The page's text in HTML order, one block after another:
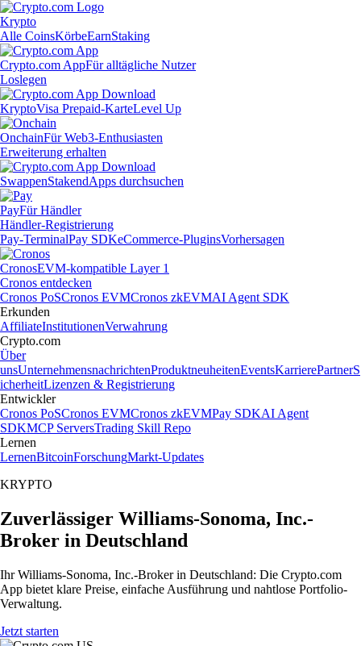
Krypto
Alle CoinsKörbeEarnStaking
Crypto.com AppFür alltägliche Nutzer
Loslegen
KryptoVisa Prepaid-KarteLevel Up
OnchainFür Web3-Enthusiasten
Erweiterung erhalten
SwappenStakendApps durchsuchen
PayFür Händler
Händler-Registrierung
Pay-TerminalPay SDKeCommerce-PluginsVorhersagen
CronosEVM-kompatible Layer 1
Cronos entdecken
Cronos PoSCronos EVMCronos zkEVMAI Agent SDK
Erkunden
AffiliateInstitutionenVerwahrung
Crypto.com
Über
unsUnternehmensnachrichtenProduktneuheitenEventsKarrierePartnerS
icherheitLizenzen & Registrierung
Entwickler
Cronos PoSCronos EVMCronos zkEVMPay SDKAI Agent
SDKMCP ServersTrading Skill Repo
Lernen
LernenBitcoinForschungMarkt-Updates
KRYPTO
Zuverlässiger Williams-Sonoma, Inc.-
Broker in Deutschland
Ihr Williams-Sonoma, Inc.-Broker in Deutschland: Die Crypto.com
App bietet klare Preise, einfache Ausführung und nahtlose Portfolio-
Verwaltung.
Jetzt starten